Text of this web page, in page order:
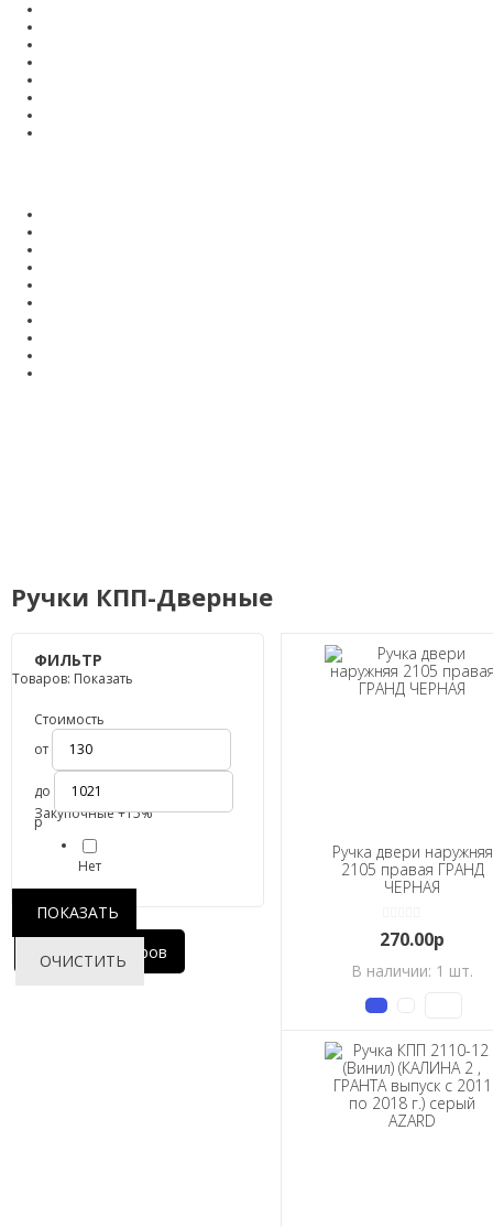
Ручки КПП-Дверные
ФИЛЬТР
Товаров: Показать
Стоимость
от
до
р
Закупочные +15%
Нет
ПОКАЗАТЬ
ОЧИСТИТЬ
Фильтр товаров
Ручка двери наружняя
2105 правая ГРАНД
ЧЕРНАЯ
270.00р
В наличии: 1 шт.